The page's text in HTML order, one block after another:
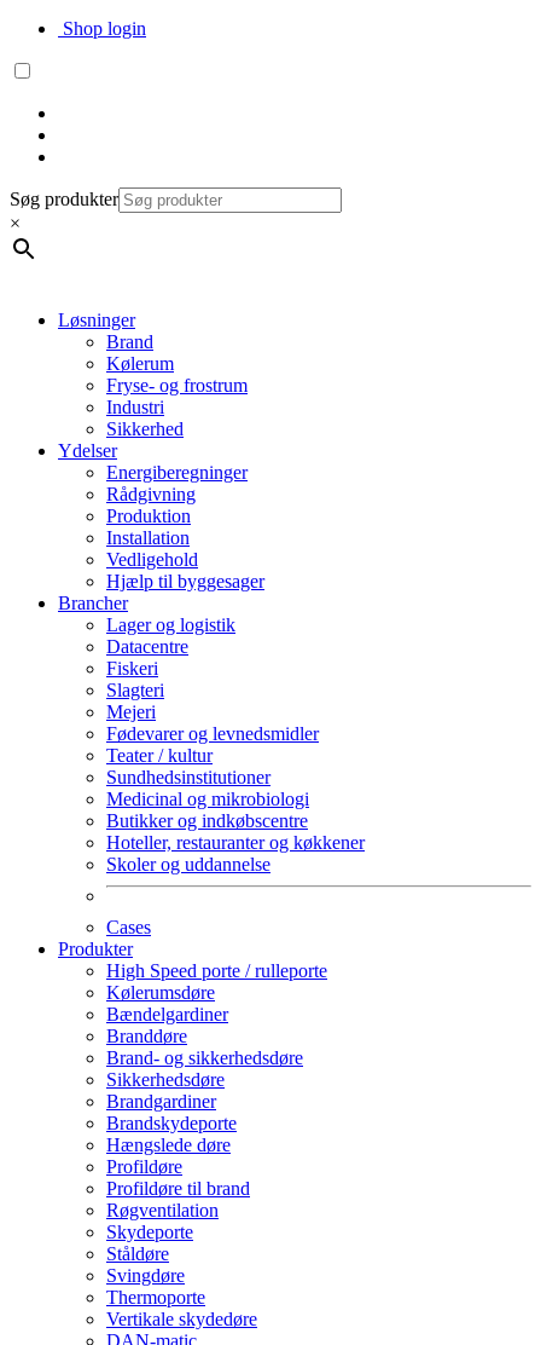
Shop login
Søg produkter
×
Løsninger
Brand
Kølerum
Fryse- og frostrum
Industri
Sikkerhed
Ydelser
Energiberegninger
Rådgivning
Produktion
Installation
Vedligehold
Hjælp til byggesager
Brancher
Lager og logistik
Datacentre
Fiskeri
Slagteri
Mejeri
Fødevarer og levnedsmidler
Teater / kultur
Sundhedsinstitutioner
Medicinal og mikrobiologi
Butikker og indkøbscentre
Hoteller, restauranter og køkkener
Skoler og uddannelse
Cases
Produkter
High Speed porte / rulleporte
Kølerumsdøre
Bændelgardiner
Branddøre
Brand- og sikkerhedsdøre
Sikkerhedsdøre
Brandgardiner
Brandskydeporte
Hængslede døre
Profildøre
Profildøre til brand
Røgventilation
Skydeporte
Ståldøre
Svingdøre
Thermoporte
Vertikale skydedøre